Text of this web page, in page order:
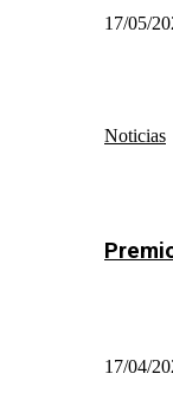
17/05/
Noticias
17/04/